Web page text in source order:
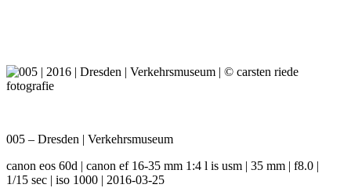
005 – Dresden | Verkehrsmuseum
canon eos 60d | canon ef 16-35 mm 1:4 l is usm | 35 mm | f8.0 |
1/15 sec | iso 1000 | 2016-03-25